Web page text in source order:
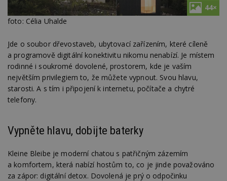
44×
foto: Célia Uhalde
Jde o soubor dřevostaveb, ubytovací zařízením, které cíleně
a programově digitální konektivitu nikomu nenabízí. Je místem
rodinné i soukromé dovolené, prostorem, kde je vaším
největším privilegiem to, že můžete vypnout. Svou hlavu,
starosti. A s tím i připojení k internetu, počítače a chytré
telefony.
Vypněte hlavu, dobijte baterky
Kleine Bleibe je moderní chatou s patřičným zázemím
a komfortem, která nabízí hostům to, co je jinde považováno
za zápor: digitální detox. Dovolená je prý o odpočinku